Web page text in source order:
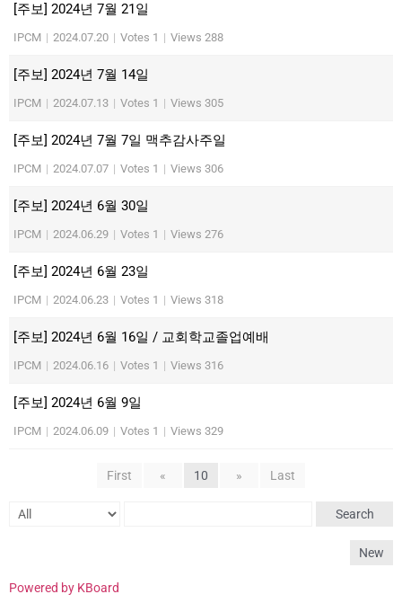
[주보] 2024년 7월 21일
IPCM | 2024.07.20 | Votes 1 | Views 288
[주보] 2024년 7월 14일
IPCM | 2024.07.13 | Votes 1 | Views 305
[주보] 2024년 7월 7일 맥추감사주일
IPCM | 2024.07.07 | Votes 1 | Views 306
[주보] 2024년 6월 30일
IPCM | 2024.06.29 | Votes 1 | Views 276
[주보] 2024년 6월 23일
IPCM | 2024.06.23 | Votes 1 | Views 318
[주보] 2024년 6월 16일 / 교회학교졸업예배
IPCM | 2024.06.16 | Votes 1 | Views 316
[주보] 2024년 6월 9일
IPCM | 2024.06.09 | Votes 1 | Views 329
First « 10 » Last
Search
New
Powered by KBoard